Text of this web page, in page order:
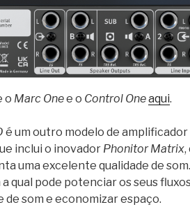
o Marc Onee o Control Oneaqui.
é um outro modelo de amplificador
inclui o inovador Phonitor Matrix,
uma excelente qualidade de
qual pode potenciar os seus
de som e economizar espaço.